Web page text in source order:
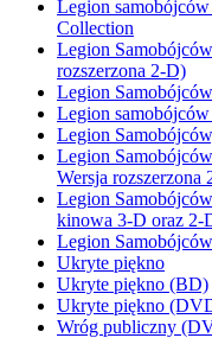
Legion
Collection
Legion
rozszerzona 2-D)
Legion
Legion
Legion
Legion
Wersja rozszerzona
Legion
kinowa 3-D oraz 2-
Legion
Ukryte piękno
Ukryte piękno (BD)
Ukryte piękno
Wróg publiczny